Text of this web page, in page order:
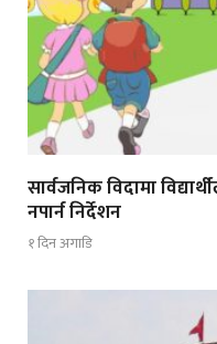
सार्वजनिक विदामा
नपार्न निर्देशन
१ दिन अगाडि